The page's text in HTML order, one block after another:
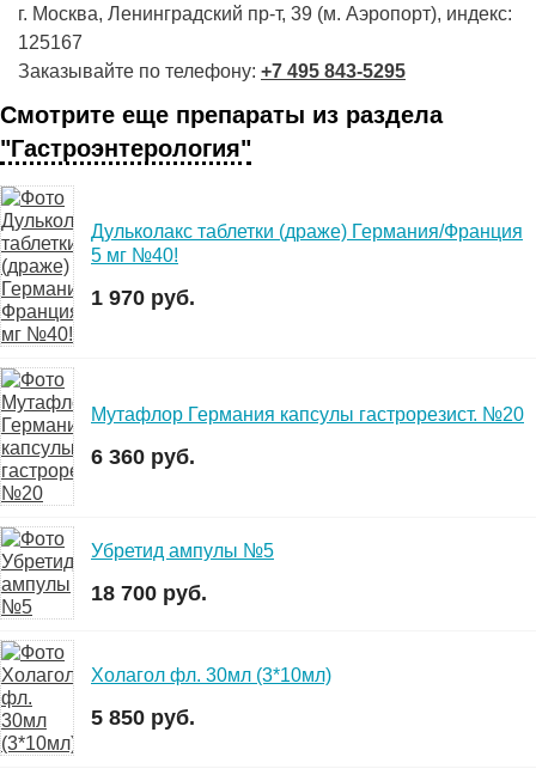
г. Москва, Ленинградский пр-т, 39 (м. Аэропорт), индекс:
125167
Заказывайте по телефону: +7 495 843-5295
Смотрите еще препараты из раздела
"Гастроэнтерология"
Дульколакс таблетки (драже) Германия/Франция
5 мг №40!
1 970 руб.
Мутафлор Германия капсулы гастрорезист. №20
6 360 руб.
Убретид ампулы №5
18 700 руб.
Холагол фл. 30мл (3*10мл)
5 850 руб.